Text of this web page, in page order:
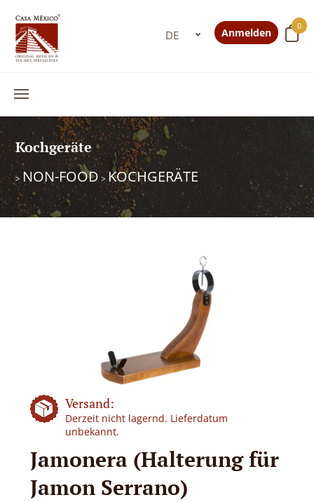
0
Anmelden
Kochgeräte
> NON-FOOD>KOCHGERÄTE
Versand:
Derzeit nicht lagernd. Lieferdatum
unbekannt.
Jamonera (Halterung für
Jamon Serrano)